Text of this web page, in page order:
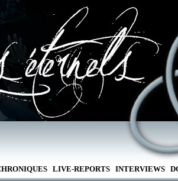
LIVE-REPORTS INTERVIEWS